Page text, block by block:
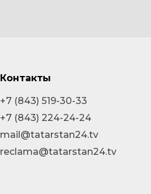
Контакты
+7 (843) 519-30-33
+7 (843) 224-24-24
mail@tatarstan24.tv
reclama@tatarstan24.tv